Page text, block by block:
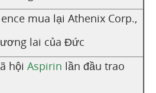
mua lại Athenix Corp.,
lai của Đức
hội Aspirin lần đầu trao